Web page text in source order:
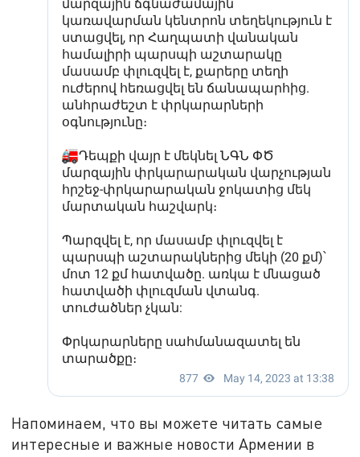
Напоминаем, что вы можете читать самые
интересные и важные новости Армении в